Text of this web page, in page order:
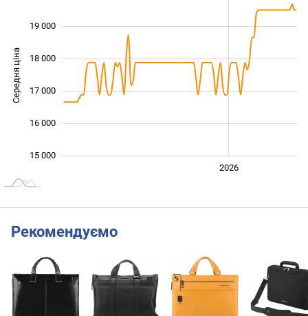
Середня ціна
15 000
16 000
17 000
18 000
19 000
2026
Рекомендуємо